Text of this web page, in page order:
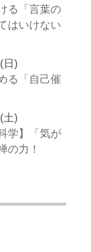
る「言葉の
はいけない
日)
る「自己催
土)
学】「気が
の力！